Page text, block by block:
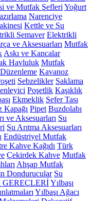
ve Mutfak Şefleri Yoğurt
Narenciye
Kettle ve Su
Semaver Elektrikli
ve Aksesuarları Mutfak
Askı ve Kancalar
Havluluk Mutfak
Kavanoz
Sebzelikler Saklama
Poşetlik Kaşıklık
Ekmeklik Sefer Tası
Kapağı Pipet Buzdolabı
ve Aksesuarları Su
Su Arıtma Aksesuarları
Endüstriyel Mutfak
Kahve Kağıdı Türk
Çekirdek Kahve Mutfak
Ahşap Mutfak
Dondurucular Su
Yılbaşı
Yılbaşı Ağacı